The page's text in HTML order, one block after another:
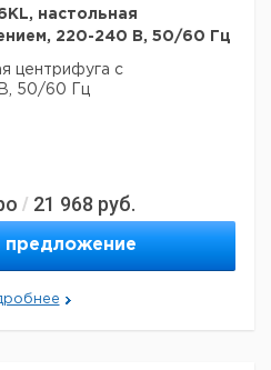
настольная
220-240 В, 50/60 Гц
центрифуга с
50/60 Гц
/ 21 968 руб.
предложение